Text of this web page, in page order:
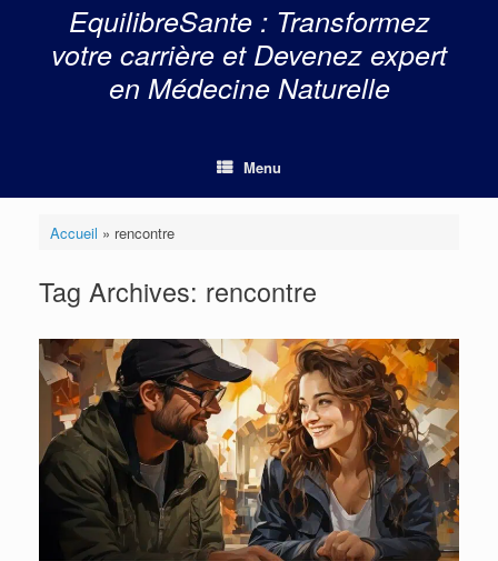
EquilibreSante : Transformez
votre carrière et Devenez expert
en Médecine Naturelle
Menu
Accueil » rencontre
Tag Archives: rencontre